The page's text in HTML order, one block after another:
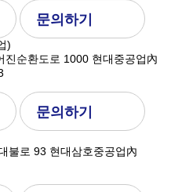
문의하기
)
진순환도로 1000 현대중공업內
문의하기
불로 93 현대삼호중공업內